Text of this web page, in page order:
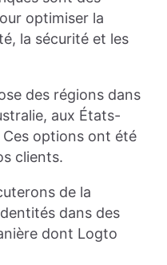
optimiser la
la sécurité et les
des régions dans
aux États-
options ont été
clients.
de la
dans des
dont Logto